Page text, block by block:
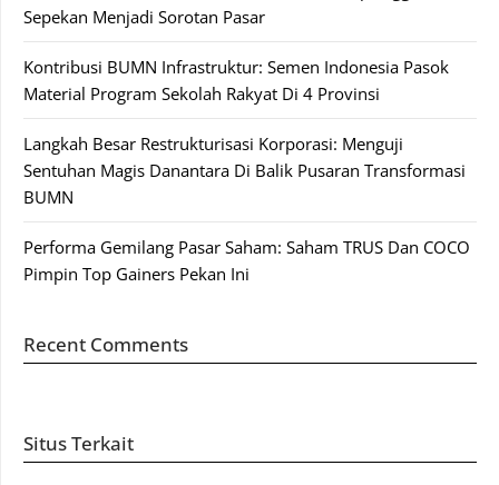
Sepekan Menjadi Sorotan Pasar
Kontribusi BUMN Infrastruktur: Semen Indonesia Pasok
Material Program Sekolah Rakyat Di 4 Provinsi
Langkah Besar Restrukturisasi Korporasi: Menguji
Sentuhan Magis Danantara Di Balik Pusaran Transformasi
BUMN
Performa Gemilang Pasar Saham: Saham TRUS Dan COCO
Pimpin Top Gainers Pekan Ini
Recent Comments
Situs Terkait